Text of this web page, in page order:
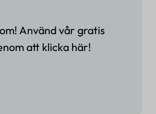
Använd vår gratis
att klicka här!